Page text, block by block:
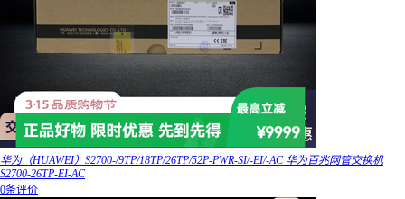
华为（HUAWEI）S2700-/9TP/18TP/26TP/52P-PWR-SI/-EI/-AC 华为百兆网管交换机
S2700-26TP-EI-AC
0条评价